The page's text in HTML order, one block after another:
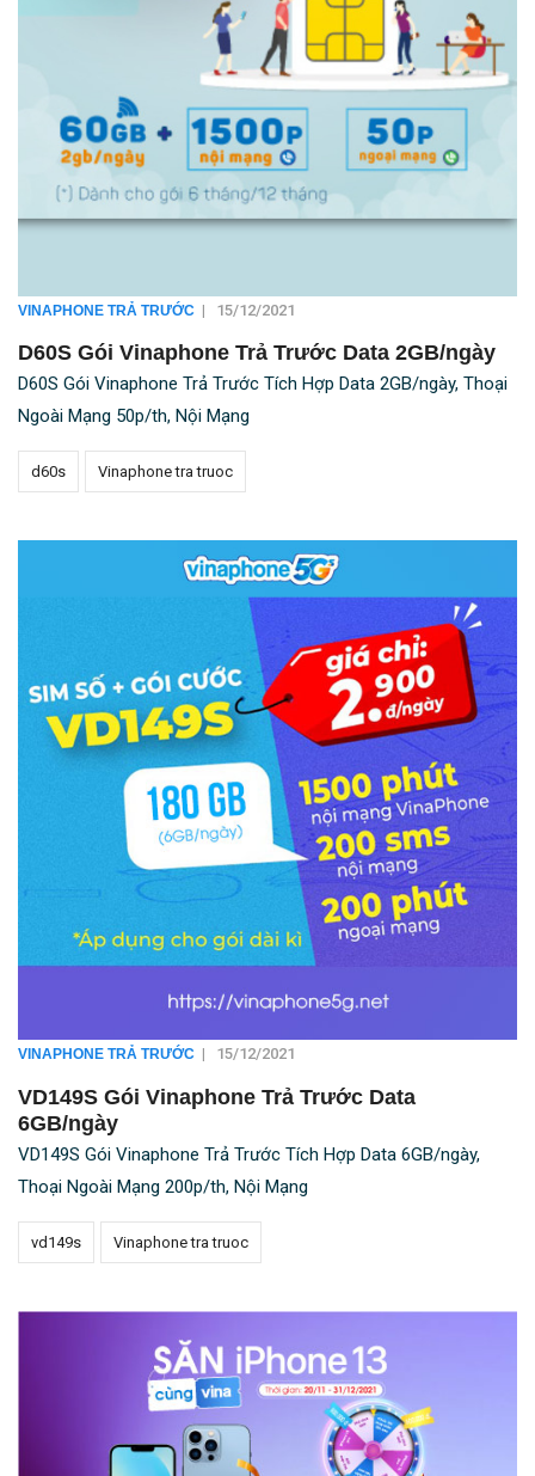
VINAPHONE TRẢ TRƯỚC | 15/12/2021
D60S Gói Vinaphone Trả Trước Data 2GB/ngày
D60S Gói Vinaphone Trả Trước Tích Hợp Data 2GB/ngày, Thoại
Ngoài Mạng 50p/th, Nội Mạng
d60s Vinaphone tra truoc
VINAPHONE TRẢ TRƯỚC | 15/12/2021
VD149S Gói Vinaphone Trả Trước Data
6GB/ngày
VD149S Gói Vinaphone Trả Trước Tích Hợp Data 6GB/ngày,
Thoại Ngoài Mạng 200p/th, Nội Mạng
vd149s Vinaphone tra truoc